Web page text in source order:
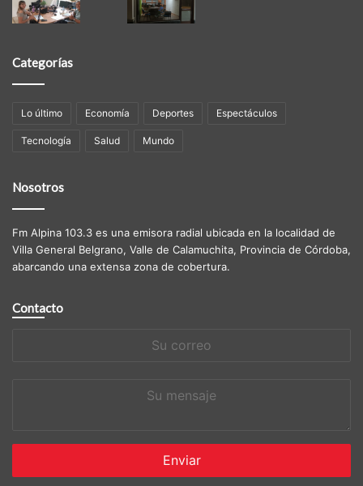
Categorías
Lo último Economía Deportes Espectáculos
Tecnología Salud Mundo
Nosotros
Fm Alpina 103.3 es una emisora radial ubicada en la localidad de
Villa General Belgrano, Valle de Calamuchita, Provincia de Córdoba,
abarcando una extensa zona de cobertura.
Contacto